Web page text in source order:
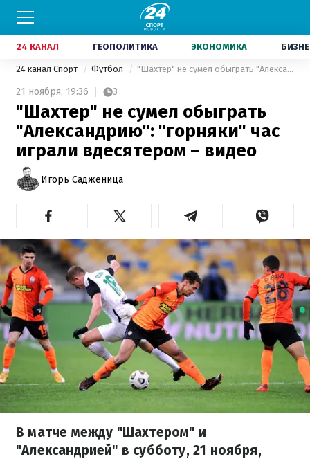
24 КАНАЛ ГЕОПОЛИТИКА ЭКОНОМИКА
24 канал Спорт Футбол "Шахтер" не сумел обыграть "Александрию": "горняки" час играли вдесятером – видео
21 ноября, 19:36 3
"Шахтер" не сумел обыграть
"Александрию": "горняки" час
играли вдесятером – видео
Игорь Садженица
В матче между "Шахтером" и
"Александрией" в субботу, 21 ноября,